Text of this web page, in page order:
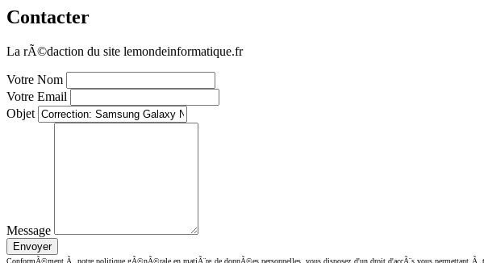
Contacter
La rÃ©daction du site lemondeinformatique.fr
Votre Nom
Votre Email
Objet
Message
ConformÃ©ment Ã notre politique gÃ©nÃ©rale en matiÃ¨re de donnÃ©es personnelles, vous disposez d'un droit d'accÃ¨s vous permettant